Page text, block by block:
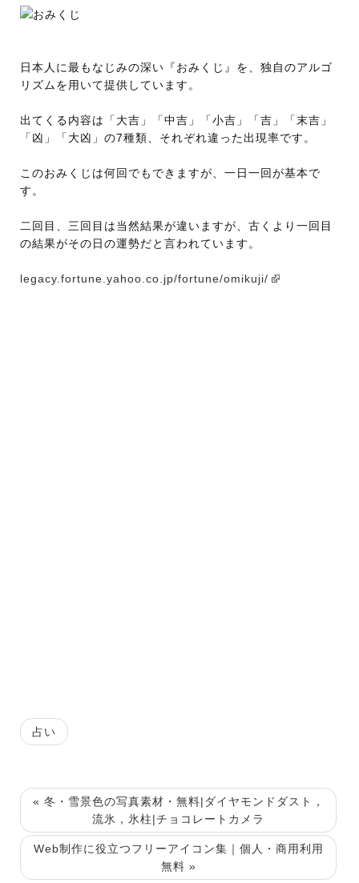
日本人に最もなじみの深い『おみくじ』を、独自のアルゴ
リズムを用いて提供しています。
出てくる内容は「大吉」「中吉」「小吉」「吉」「末吉」
「凶」「大凶」の7種類、それぞれ違った出現率です。
このおみくじは何回でもできますが、一日一回が基本で
す。
二回目、三回目は当然結果が違いますが、古くより一回目
の結果がその日の運勢だと言われています。
legacy.fortune.yahoo.co.jp/fortune/omikuji/
占い
« 冬・雪景色の写真素材・無料|ダイヤモンドダスト，
流氷，氷柱|チョコレートカメラ
Web制作に役立つフリーアイコン集｜個人・商用利用
無料 »